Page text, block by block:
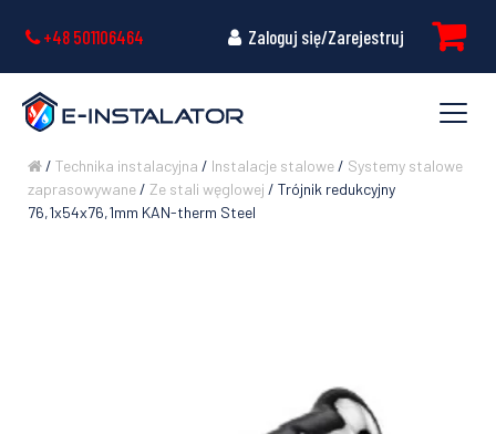
+48 501106464 Zaloguj się/Zarejestruj
/ Technika instalacyjna / Instalacje stalowe/ Systemy stalowe
zaprasowywane/ Ze stali węglowej / Trójnik redukcyjny
76,1x54x76,1mm KAN-therm Steel